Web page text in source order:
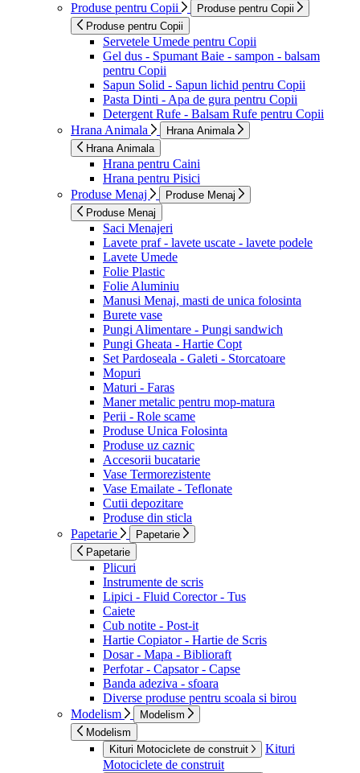
Produse pentru Copii
Produse pentru Copii
Produse pentru Copii
Servetele Umede pentru Copii
Gel dus - Spumant Baie - sampon - balsam
pentru Copii
Sapun Solid - Sapun lichid pentru Copii
Pasta Dinti - Apa de gura pentru Copii
Detergent Rufe - Balsam Rufe pentru Copii
Hrana Animala
Hrana Animala
Hrana Animala
Hrana pentru Caini
Hrana pentru Pisici
Produse Menaj
Produse Menaj
Produse Menaj
Saci Menajeri
Lavete praf - lavete uscate - lavete podele
Lavete Umede
Folie Plastic
Folie Aluminiu
Manusi Menaj, masti de unica folosinta
Burete vase
Pungi Alimentare - Pungi sandwich
Pungi Gheata - Hartie Copt
Set Pardoseala - Galeti - Storcatoare
Mopuri
Maturi - Faras
Maner metalic pentru mop-matura
Perii - Role scame
Produse Unica Folosinta
Produse uz caznic
Accesorii bucatarie
Vase Termorezistente
Vase Emailate - Teflonate
Cutii depozitare
Produse din sticla
Papetarie
Papetarie
Papetarie
Plicuri
Instrumente de scris
Lipici - Fluid Corector - Tus
Caiete
Cub notite - Post-it
Hartie Copiator - Hartie de Scris
Dosar - Mapa - Biblioraft
Perfotar - Capsator - Capse
Banda adeziva - sfoara
Diverse produse pentru scoala si birou
Modelism
Modelism
Modelism
Kituri Motociclete de construit
Kituri
Motociclete de construit